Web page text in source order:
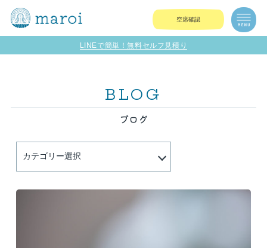
空席確認
LINEで簡単！無料セルフ見積り
BLOG
ブログ